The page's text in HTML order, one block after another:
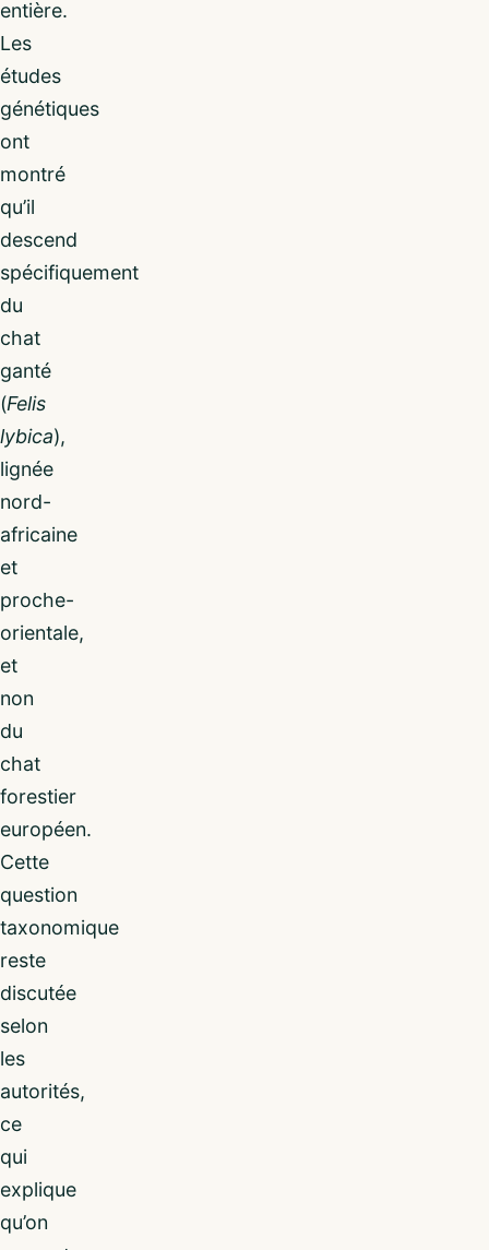
entière.
Les
études
génétiques
ont
montré
qu’il
descend
spécifiquement
du
chat
ganté
(Felis
lybica),
lignée
nord-
africaine
et
proche-
orientale,
et
non
du
chat
forestier
européen.
Cette
question
taxonomique
reste
discutée
selon
les
autorités,
ce
qui
explique
qu’on